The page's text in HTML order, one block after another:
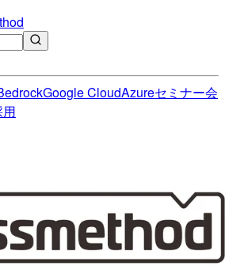
Google CloudAzureセミナー会